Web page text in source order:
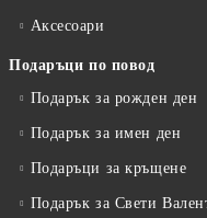
Аксесоари
Подаръци по повод
Подарък за рожден ден
Подарък за имен ден
Подаръци за кръщене
Подарък за Свети